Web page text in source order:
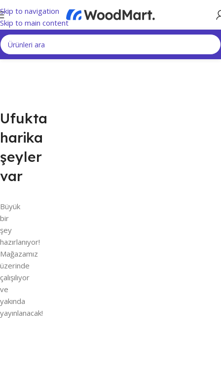
Skip to navigation
Skip to main content
Ufukta
harika
şeyler
var
Büyük
bir
şey
hazırlanıyor!
Mağazamız
üzerinde
çalışılıyor
ve
yakında
yayınlanacak!